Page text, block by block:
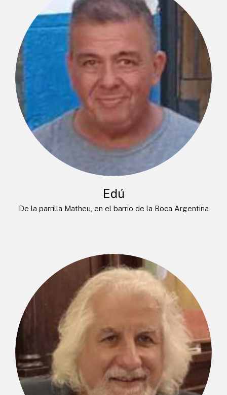
Edú
De la parrilla Matheu, en el barrio de la Boca Argentina